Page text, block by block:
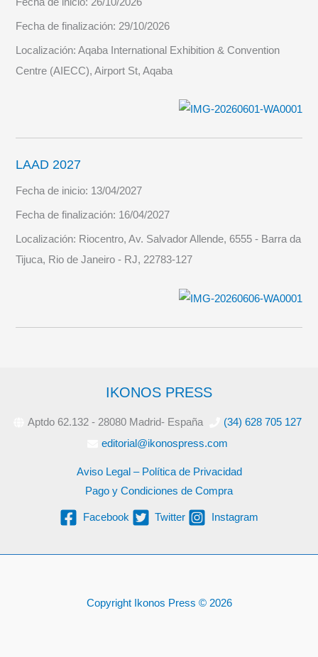
Fecha de finalización: 29/10/2026
Localización:Aqaba International Exhibition & Convention
Centre (AIECC), Airport St, Aqaba
LAAD 2027
Fecha de inicio: 13/04/2027
Fecha de finalización: 16/04/2027
Localización: Riocentro, Av. Salvador Allende, 6555 - Barra da
Tijuca, Rio de Janeiro - RJ, 22783-127
IKONOS PRESS
Aptdo 62.132 - 28080 Madrid- España
(34) 628 705 127
editorial@ikonospress.com
Aviso Legal – Política de Privacidad
Pago y Condiciones de Compra
Facebook Twitter Instagram
Copyright Ikonos Press © 2026